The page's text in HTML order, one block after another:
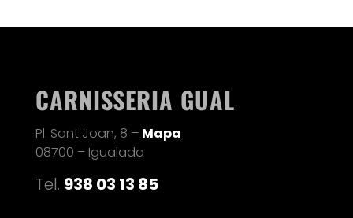
CARNISSERIA GUAL
Pl. Sant Joan, 8 – Mapa
08700 – Igualada
Tel. 938 03 13 85